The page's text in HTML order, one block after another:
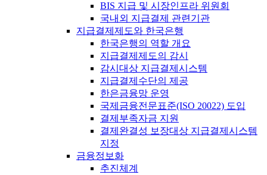
BIS 지급 및 시장인프라 위원회
국내외 지급결제 관련기관
지급결제제도와 한국은행
한국은행의 역할 개요
지급결제제도의 감시
감시대상 지급결제시스템
지급결제수단의 제공
한은금융망 운영
국제금융전문표준(ISO 20022) 도입
결제부족자금 지원
결제완결성 보장대상 지급결제시스템
지정
금융정보화
추진체계